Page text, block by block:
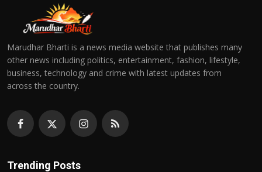
Marudhar Bharti is a news media website that publishes many
other news including politics, entertainment, fashion, lifestyle,
business, technology and crime with latest updates from
across the country.
Trending Posts